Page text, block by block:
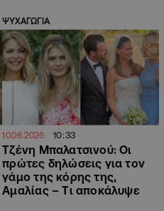
ΨΥΧΑΓΩΓΙΑ
10.06.2026 10:33
Τζένη Μπαλατσινού: Οι
πρώτες δηλώσεις για τον
γάμο της κόρης της,
Αμαλίας – Tι αποκάλυψε